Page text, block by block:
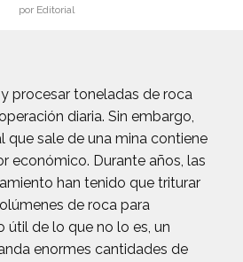
por Editorial
procesar toneladas de roca
diaria. Sin embargo,
que sale de una mina contiene
económico. Durante años, las
han tenido que triturar
de roca para
útil de lo que no lo es, un
enormes cantidades de